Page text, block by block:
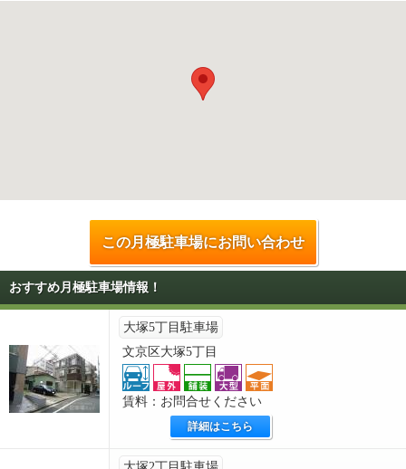
この月極駐車場にお問い合わせ
おすすめ月極駐車場情報！
大塚5丁目駐車場
文京区大塚5丁目
賃料：お問合せください
詳細はこちら